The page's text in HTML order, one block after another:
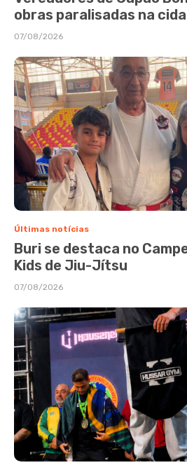
obras paralisadas na
07/08/2026
Últimas notícias
Buri se destaca no
Kids de Jiu-Jítsu
07/08/2026